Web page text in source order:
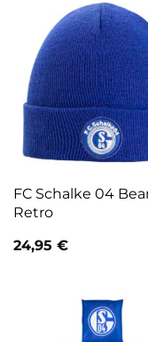
FC Schalke 04
Retro
24,95 €